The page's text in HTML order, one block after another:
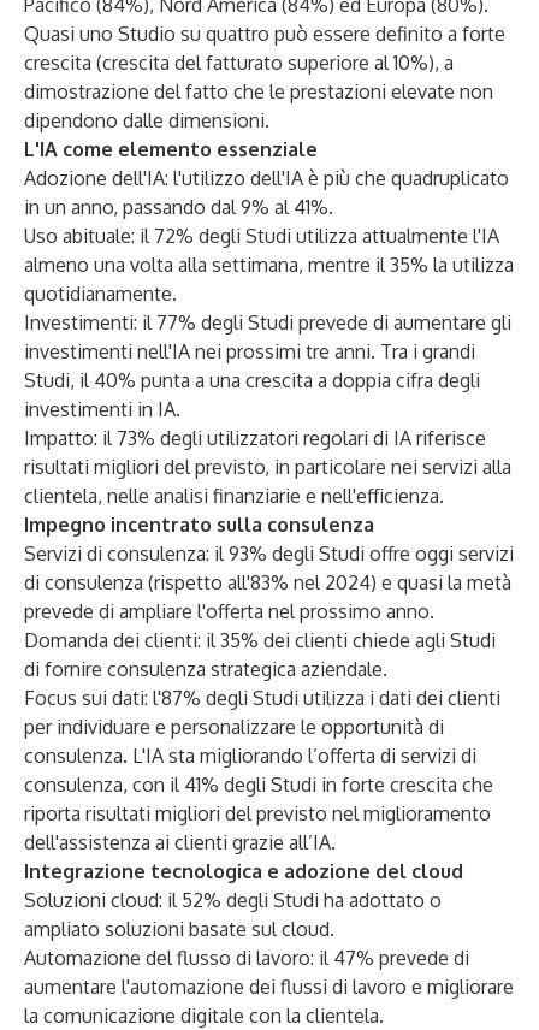
Pacifico (84%), Nord America (84%) ed Europa (80%).
Quasi uno Studio su quattro può essere definito a forte
crescita (crescita del fatturato superiore al 10%), a
dimostrazione del fatto che le prestazioni elevate non
dipendono dalle dimensioni.
L'IA come elemento essenziale
Adozione dell'IA: l'utilizzo dell'IA è più che quadruplicato
in un anno, passando dal 9% al 41%.
Uso abituale: il 72% degli Studi utilizza attualmente l'IA
almeno una volta alla settimana, mentre il 35% la utilizza
quotidianamente.
Investimenti: il 77% degli Studi prevede di aumentare gli
investimenti nell'IA nei prossimi tre anni. Tra i grandi
Studi, il 40% punta a una crescita a doppia cifra degli
investimenti in IA.
Impatto: il 73% degli utilizzatori regolari di IA riferisce
risultati migliori del previsto, in particolare nei servizi alla
clientela, nelle analisi finanziarie e nell'efficienza.
Impegno incentrato sulla consulenza
Servizi di consulenza: il 93% degli Studi offre oggi servizi
di consulenza (rispetto all'83% nel 2024) e quasi la metà
prevede di ampliare l'offerta nel prossimo anno.
Domanda dei clienti: il 35% dei clienti chiede agli Studi
di fornire consulenza strategica aziendale.
Focus sui dati: l'87% degli Studi utilizza i dati dei clienti
per individuare e personalizzare le opportunità di
consulenza. L'IA sta migliorando l’offerta di servizi di
consulenza, con il 41% degli Studi in forte crescita che
riporta risultati migliori del previsto nel miglioramento
dell'assistenza ai clienti grazie all’IA.
Integrazione tecnologica e adozione del cloud
Soluzioni cloud: il 52% degli Studi ha adottato o
ampliato soluzioni basate sul cloud.
Automazione del flusso di lavoro: il 47% prevede di
aumentare l'automazione dei flussi di lavoro e migliorare
la comunicazione digitale con la clientela.